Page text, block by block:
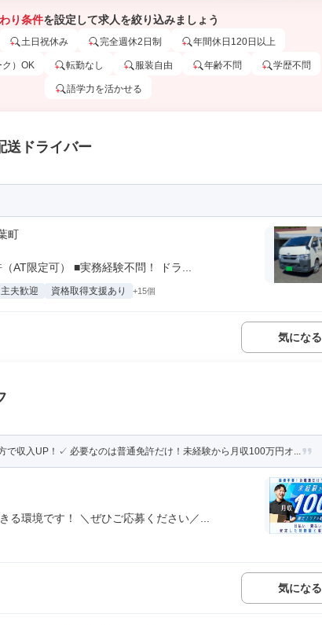
り条件を設定して求人を絞り込みましょう
土日祝休み 完全週休2日制 年間休日120日以上
）OK 転勤なし 服装自由 年齢不問 学歴不問
語学力を活かせる
送ドライバー
町
AT限定可） ■実務経験不問！ ドラ...
夫歓迎 資格取得支援あり +15個
気になる
で収入UP！✓ 必要なのは普通免許だけ！未経験から月収100万円オ...
る環境です！ ＼ぜひご応募ください／...
気になる